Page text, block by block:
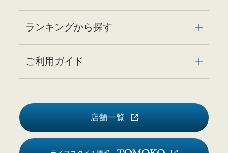
ランキングから探す
ご利用ガイド
店舗一覧